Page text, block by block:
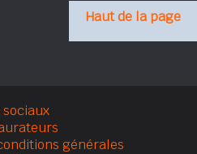
Haut de la page
sociaux
générales